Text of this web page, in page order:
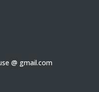
@ gmail.com